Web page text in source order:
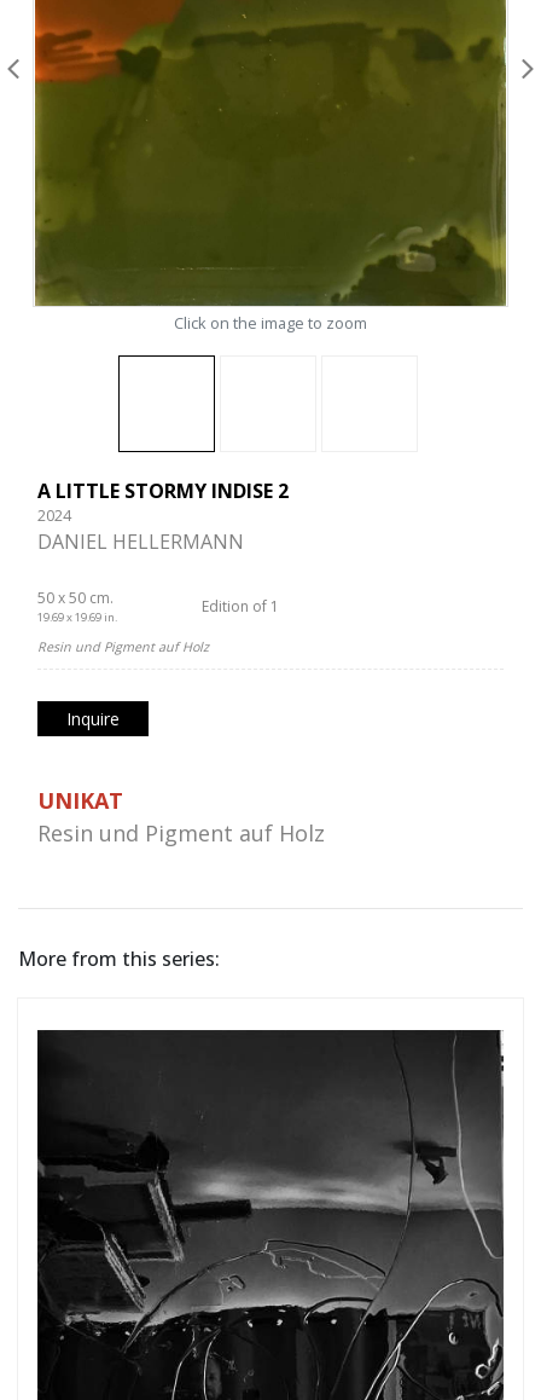
Click on the image to zoom
A LITTLE STORMY INDISE 2
2024
DANIEL HELLERMANN
50 x 50 cm.
19.69 x 19.69 in.
Edition of 1
Resin und Pigment auf Holz
Inquire
UNIKAT
Resin und Pigment auf Holz
More from this series: